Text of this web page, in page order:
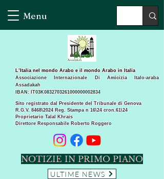
Menu
Sito registrato dal Presidente del Tribunale di Genova
R.G.V. 8468\2024 Reg. Stampa n 16\24 cron.61\24 ​
Proprietario Talal Khrais
Direttore Responsabile Roberto Roggero
L’Italia nel mondo Arabo e il mondo Arabo in Italia
Associazione Internazionale Di Amicizia Italo-araba
Assadakah
IBAN: IT03K0832703261000000002834
NOTIZIE IN PRIMO PIANO
ULTIME NEWS